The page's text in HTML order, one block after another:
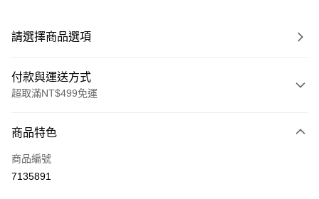
請選擇商品選項
付款與運送方式
超取滿NT$499免運
信用卡一次付款
信用卡分期付款
商品特色
商品編號
7135891